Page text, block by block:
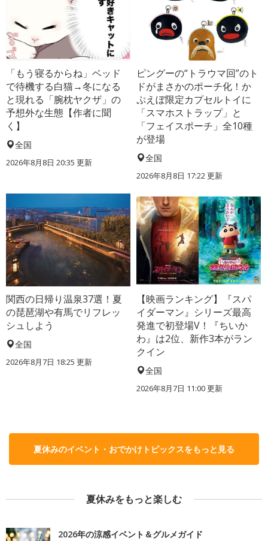
「もう寝るからね」ベッド
で待機する白猫→冬になる
と現れる「腕枕ヤクザ」の
予想外な生態【作者に聞
く】
全国
2026年8月8日 20:35 更新
ピングーの“トラウマ回”のト
ドがまさかのポーチ化！か
ぷえぼ限定カプセルトイに
「スマホストラップ」と
「フェイスポーチ」全10種
が登場
全国
2026年8月8日 17:22更新
関西の日帰り温泉37選！夏
の琵琶湖や有馬でリフレッ
シュしよう
全国
2026年8月7日 18:25 更新
【映画ランキング】『スパ
イダーマン』シリーズ最高
発進で初登場V！『ちいか
わ』は2位、新作3本がラン
クイン
全国
2026年8月7日 11:00更新
夏休みのイベント・おでかけトピックスをもっと見る
夏休みをもっと楽しむ
2026年の涼感イベント＆グルメガイド